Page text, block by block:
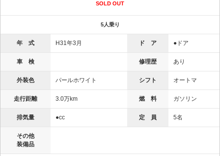
SOLD OUT
5人乗り
年 式 H31年3月 ド ア ●ドア
車 検 修理歴 あり
外装色 パールホワイト シフト オートマ
走行距離 3.0万km 燃 料 ガソリン
排気量 ●cc 定 員 5名
その他
装備品